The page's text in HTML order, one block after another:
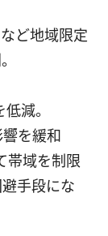
ど地域限定
減。
を緩和
帯域を制限
手段にな